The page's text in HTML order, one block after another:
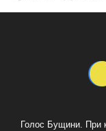
Голос Бущини. При